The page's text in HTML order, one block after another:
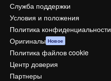
Служба поддержки
Условия и положения
Политика конфиденциальности
Оригиналы Новое
Политика файлов cookie
Центр доверия
Партнеры